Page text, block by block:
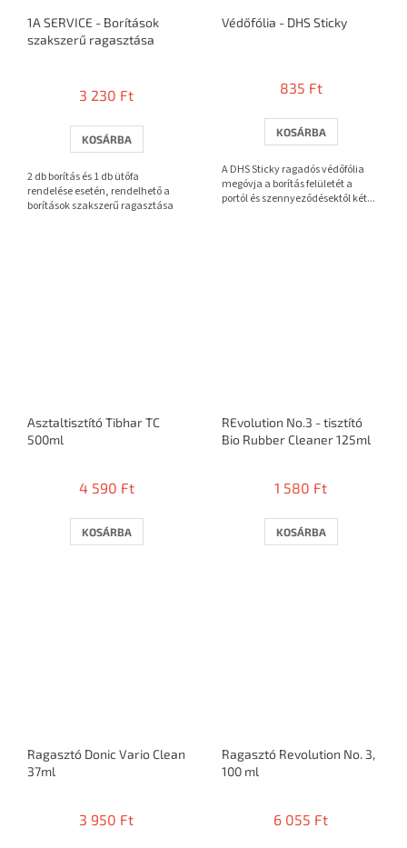
1A SERVICE - Borítások
szakszerű ragasztása
átlagos
5-
ből
csillag.
3 230 Ft
KOSÁRBA
2 db borítás és 1 db ütőfa
rendelése esetén, rendelhető a
borítások szakszerű ragasztása
Védőfólia - DHS Sticky
835 Ft
KOSÁRBA
A DHS Sticky ragadós védőfólia
megóvja a borítás felületét a
portól és szennyeződésektől két...
Asztaltisztító Tibhar TC
500ml
4 590 Ft
KOSÁRBA
REvolution No.3 - tisztító
Bio Rubber Cleaner 125ml
1 580 Ft
KOSÁRBA
Ragasztó Donic Vario Clean
37ml
3 950 Ft
Ragasztó Revolution No. 3,
100 ml
6 055 Ft